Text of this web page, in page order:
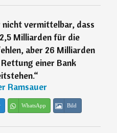
nicht vermittelbar, dass
Milliarden für die
aber 26 Milliarden
einer Bank
“
Ramsauer
WhatsApp Bild